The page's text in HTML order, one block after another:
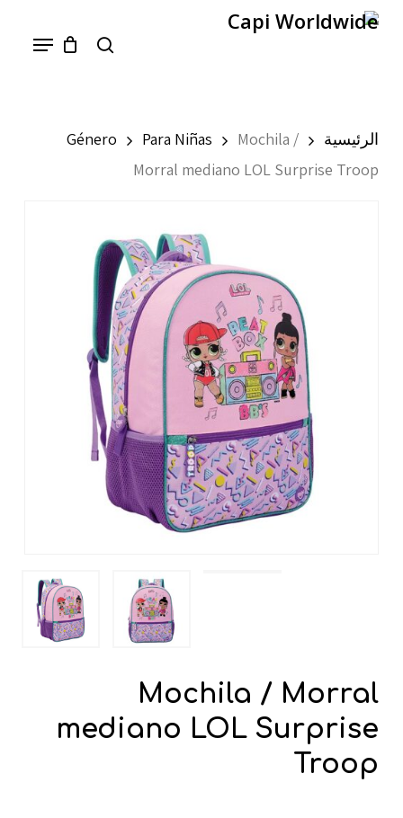
Skip
Menu
الرئيسية Género Para Niñas
Mochila /
Morral mediano LOL Surprise Troop
Mochila / Morral
mediano LOL Surprise
Troop